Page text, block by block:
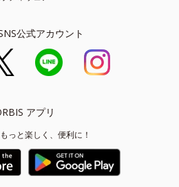
公式アカウント
アプリ
っと楽しく、便利に！